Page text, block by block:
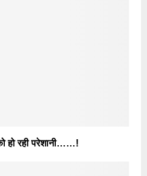
हो रही परेशानी……!